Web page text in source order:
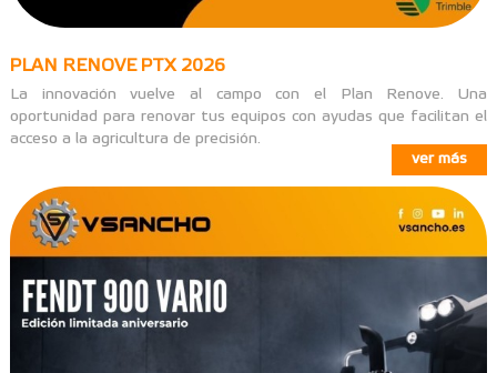
PLAN RENOVE PTX 2026
La innovación vuelve al campo con el Plan Renove. Una
oportunidad para renovar tus equipos con ayudas que facilitan el
acceso a la agricultura de precisión.
ver más